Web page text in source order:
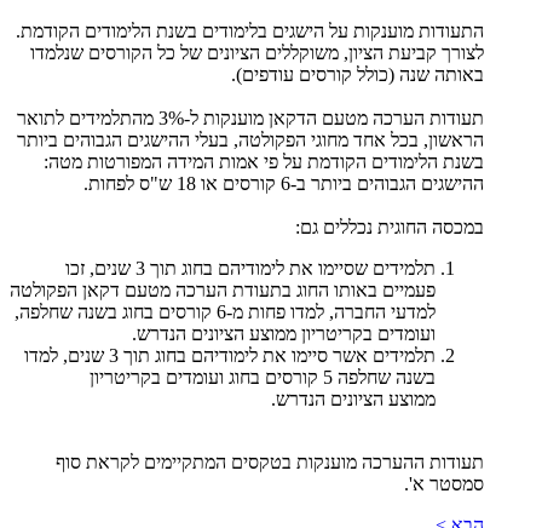
התעודות מוענקות על הישגים בלימודים בשנת הלימודים הקודמת.
לצורך קביעת הציון, משוקללים הציונים של כל הקורסים שנלמדו
באותה שנה (כולל קורסים עודפים).
תעודות הערכה מטעם הדקאן מוענקות ל-3% מהתלמידים לתואר
הראשון, בכל אחד מחוגי הפקולטה, בעלי ההישגים הגבוהים ביותר
בשנת הלימודים הקודמת על פי אמות המידה המפורטות מטה:
ההישגים הגבוהים ביותר ב-6 קורסים או 18 ש"ס לפחות.
במכסה החוגית נכללים גם:
תלמידים שסיימו את לימודיהם בחוג תוך 3 שנים, זכו
פעמיים באותו החוג בתעודת הערכה מטעם דקאן הפקולטה
למדעי החברה, למדו פחות מ-6 קורסים בחוג בשנה שחלפה,
ועומדים בקריטריון ממוצע הציונים הנדרש.
תלמידים אשר סיימו את לימודיהם בחוג תוך 3 שנים, למדו
בשנה שחלפה 5 קורסים בחוג ועומדים בקריטריון
ממוצע הציונים הנדרש.
תעודות ההערכה מוענקות בטקסים המתקיימים לקראת סוף
סמסטר א'.